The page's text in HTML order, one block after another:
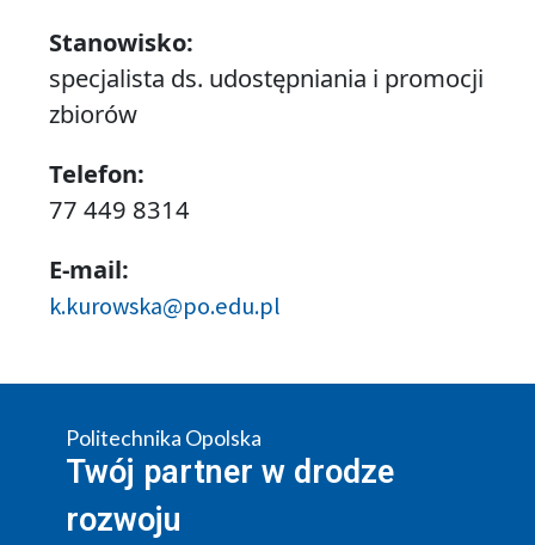
Stanowisko:
specjalista ds. udostępniania i promocji
zbiorów
Telefon:
77 449 8314
E-mail:
k.kurowska@po.edu.pl
Politechnika Opolska
Twój partner w drodze
rozwoju